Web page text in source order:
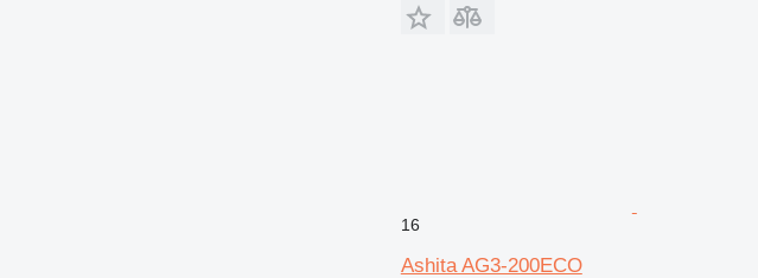
16
Ashita AG3-200ECO